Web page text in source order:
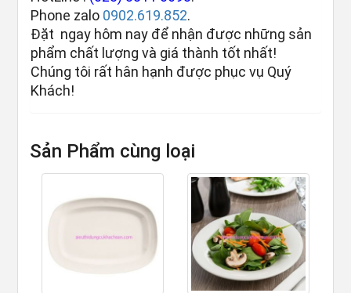
Phone zalo 0902.619.852.
Đặt ngay hôm nay để nhận được những sản
phẩm chất lượng và giá thành tốt nhất!
Chúng tôi rất hân hạnh được phục vụ Quý
Khách!
Sản Phẩm cùng loại